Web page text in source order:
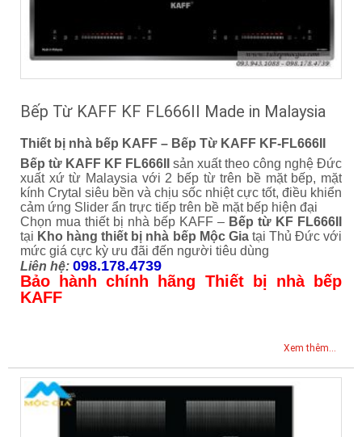
Bếp Từ KAFF KF FL666II Made in Malaysia
Thiết bị nhà bếp KAFF – Bếp Từ KAFF KF-FL666II
Bếp từ KAFF KF FL666II sản xuất theo công nghệ Đức
xuất xứ từ Malaysia với 2 bếp từ trên bề mặt bếp, mặt
kính Crytal siêu bền và chịu sốc nhiệt cực tốt, điều khiển
cảm ứng Slider ẩn trực tiếp trên bề mặt bếp hiện đại
Chọn mua thiết bị nhà bếp KAFF – Bếp từ KF FL666II
tại Kho hàng thiết bị nhà bếp Mộc Giatại Thủ Đức với
mức giá cực kỳ ưu đãi đến người tiêu dùng
Liên hệ: 098.178.4739
Bảo hành chính hãng Thiết bị nhà bếp
KAFF
Xem thêm...